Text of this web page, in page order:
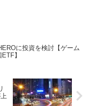
に投資を検討【ゲーム
】